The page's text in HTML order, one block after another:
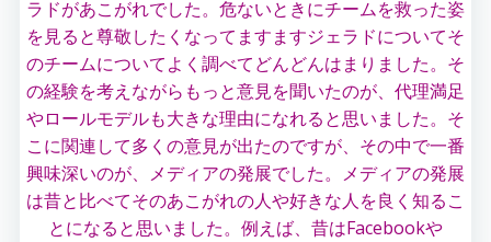
ラドがあこがれでした。危ないときにチームを救った姿
を見ると尊敬したくなってますますジェラドについてそ
のチームについてよく調べてどんどんはまりました。そ
の経験を考えながらもっと意見を聞いたのが、代理満足
やロールモデルも大きな理由になれると思いました。そ
こに関連して多くの意見が出たのですが、その中で一番
興味深いのが、メディアの発展でした。メディアの発展
は昔と比べてそのあこがれの人や好きな人を良く知るこ
とになると思いました。例えば、昔はFacebookや